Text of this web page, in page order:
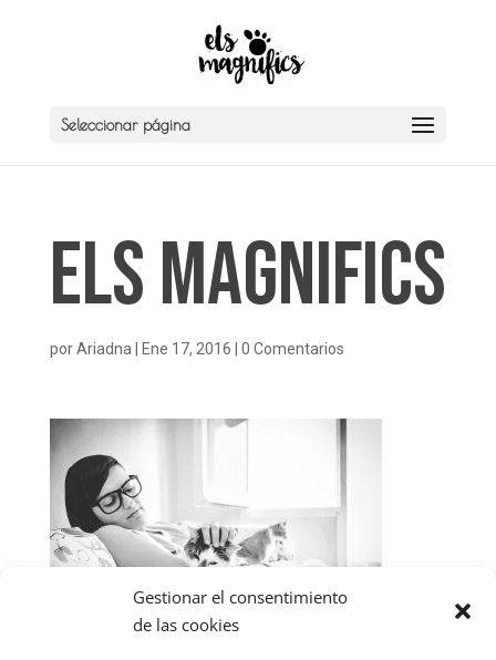
Gestionar el consentimiento
de las cookies
Seleccionar página
Els Magnifics
porAriadna Ene 17, 2016 0 Comentarios